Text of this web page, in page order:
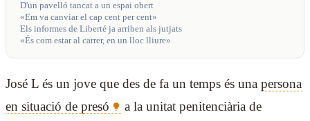
D'un pavelló tancat a un espai obert
«Em va canviar el cap cent per cent»
Els informes de Liberté ja arriben als jutjats
«És com estar al carrer, en un lloc lliure»
José L és un jove que des de fa un temps és una persona
en situació de presó
a la unitat penitenciària de